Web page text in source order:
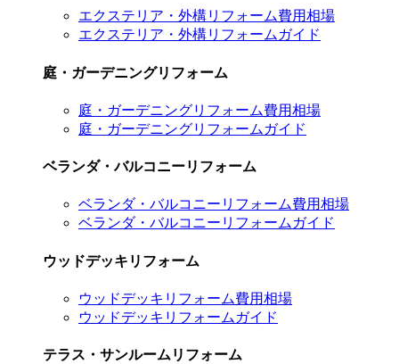
エクステリア・外構リフォーム費用相場
エクステリア・外構リフォームガイド
庭・ガーデニングリフォーム
庭・ガーデニングリフォーム費用相場
庭・ガーデニングリフォームガイド
ベランダ・バルコニーリフォーム
ベランダ・バルコニーリフォーム費用相場
ベランダ・バルコニーリフォームガイド
ウッドデッキリフォーム
ウッドデッキリフォーム費用相場
ウッドデッキリフォームガイド
テラス・サンルームリフォーム